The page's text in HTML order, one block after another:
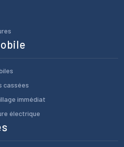
cassées
immédiat
électrique